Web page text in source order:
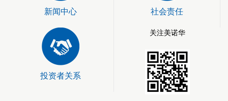
新闻中心 社会责任
投资者关系
关注美诺华